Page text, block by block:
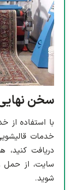
سخن
با استفاده از
خدمات
دریافت
سایت، از حمل
شوید.